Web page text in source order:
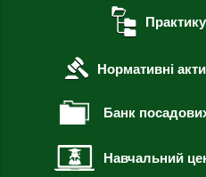
Нормативні
Банк
Навчальний